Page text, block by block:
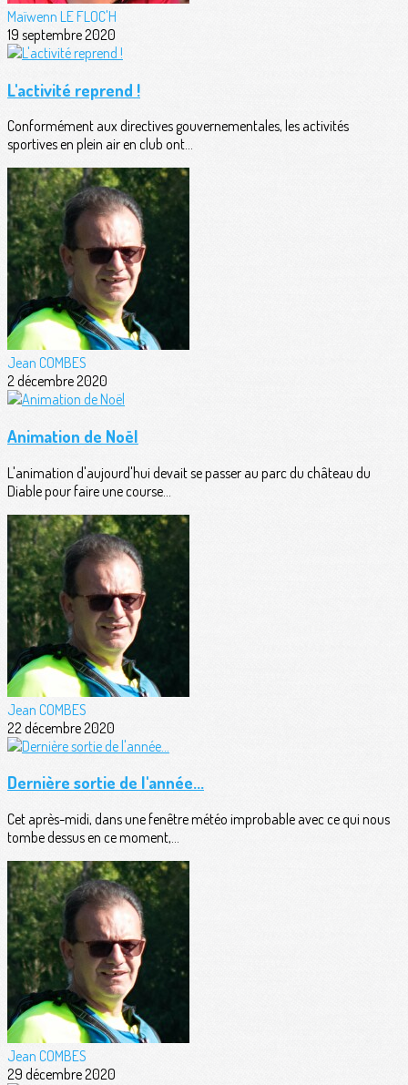
Maïwenn LE FLOC'H
19 septembre 2020
L'activité reprend !
Conformément aux directives gouvernementales, les activités
sportives en plein air en club ont...
Jean COMBES
2 décembre 2020
Animation de Noël
L'animation d'aujourd'hui devait se passer au parc du château du
Diable pour faire une course...
Jean COMBES
22 décembre 2020
Dernière sortie de l'année...
Cet après-midi, dans une fenêtre météo improbable avec ce qui nous
tombe dessus en ce moment,...
Jean COMBES
29 décembre 2020